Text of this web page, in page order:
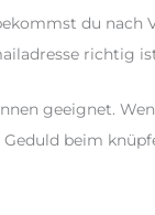
du nach
richtig
geeignet.
beim